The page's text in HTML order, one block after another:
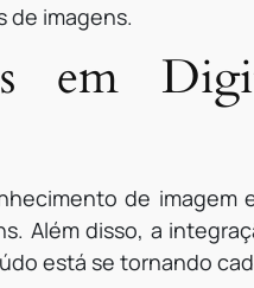
de imagens.
em
de imagem
Além disso, a
está se tornando